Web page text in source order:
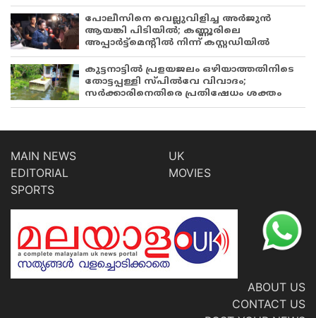
പോലീസിനെ വെല്ലുവിളിച്ച അർജുൻ
ആയങ്കി പിടിയിൽ; കണ്ണൂരിലെ
അപ്പാർട്ട്‌മെന്റിൽ നിന്ന് കസ്റ്റഡിയിൽ
കുട്ടനാട്ടിൽ പ്രളയജലം ഒഴിയാത്തതിനിടെ
തോട്ടപ്പള്ളി സ്പിൽവേ വിവാദം;
സർക്കാരിനെതിരെ പ്രതിഷേധം ശക്തം
MAIN NEWS
EDITORIAL
SPORTS
UK
MOVIES
ABOUT US
CONTACT US